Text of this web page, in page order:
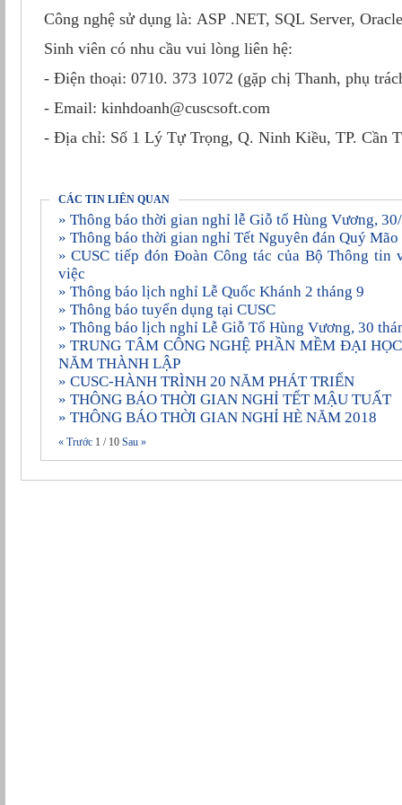
Công nghệ sử dụng là: ASP .NET, SQL Server,
Sinh viên có nhu cầu vui lòng liên hệ:
- Điện thoại: 0710. 373 1072 (gặp chị Thanh, phụ
- Email: kinhdoanh@cuscsoft.com
- Địa chỉ: Số 1 Lý Tự Trọng, Q. Ninh Kiều, TP. Cần
CÁC TIN LIÊN QUAN
» Thông báo thời gian nghỉ lễ Giỗ tổ Hùng Vương,
» Thông báo thời gian nghỉ Tết Nguyên đán Quý
» CUSC tiếp đón Đoàn Công tác của Bộ Thông tin và Truyền thông đến làm
việc
» Thông báo lịch nghỉ Lễ Quốc Khánh 2 tháng 9
» Thông báo tuyển dụng tại CUSC
» Thông báo lịch nghỉ Lễ Giỗ Tổ Hùng Vương, 30
» TRUNG TÂM CÔNG NGHỆ PHẦN MỀM ÐẠI HỌC CẦN THƠ KỶ NIỆM 20
NĂM THÀNH LẬP
» CUSC-HÀNH TRÌNH 20 NĂM PHÁT TRIỂN
» THÔNG BÁO THỜI GIAN NGHỈ TẾT MẬU TUẤT
» THÔNG BÁO THỜI GIAN NGHỈ HÈ NĂM 2018
« Trước 1 / 10 Sau »